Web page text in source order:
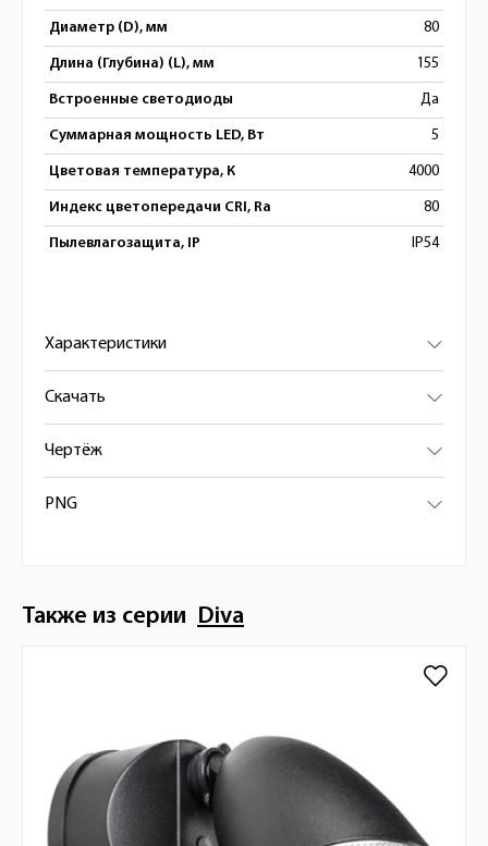
Диаметр (D), мм 80
Длина (Глубина) (L), мм 155
Встроенные светодиоды Да
Суммарная мощность LED, Вт 5
Цветовая температура, К 4000
Индекс цветопередачи CRI, Ra 80
Пылевлагозащита, IP IP54
Характеристики
Скачать
Чертёж
PNG
Также из серии Diva